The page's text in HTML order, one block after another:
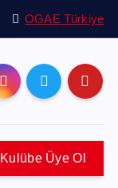
OGAE Türkiye
Kulübe Üye Ol